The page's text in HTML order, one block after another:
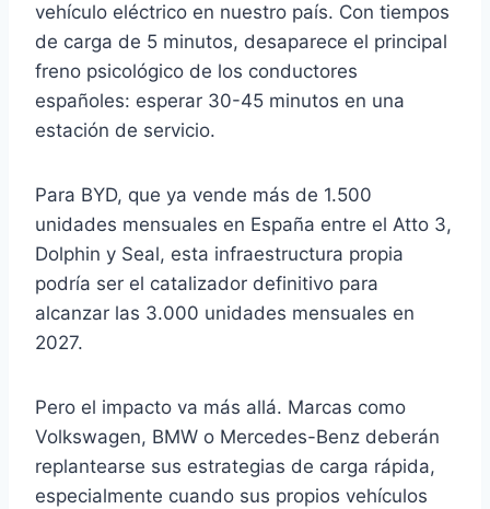
vehículo eléctrico en nuestro país. Con tiempos
de carga de 5 minutos, desaparece el principal
freno psicológico de los conductores
españoles: esperar 30-45 minutos en una
estación de servicio.
Para BYD, que ya vende más de 1.500
unidades mensuales en España entre el Atto 3,
Dolphin y Seal, esta infraestructura propia
podría ser el catalizador definitivo para
alcanzar las 3.000 unidades mensuales en
2027.
Pero el impacto va más allá. Marcas como
Volkswagen, BMW o Mercedes-Benz deberán
replantearse sus estrategias de carga rápida,
especialmente cuando sus propios vehículos